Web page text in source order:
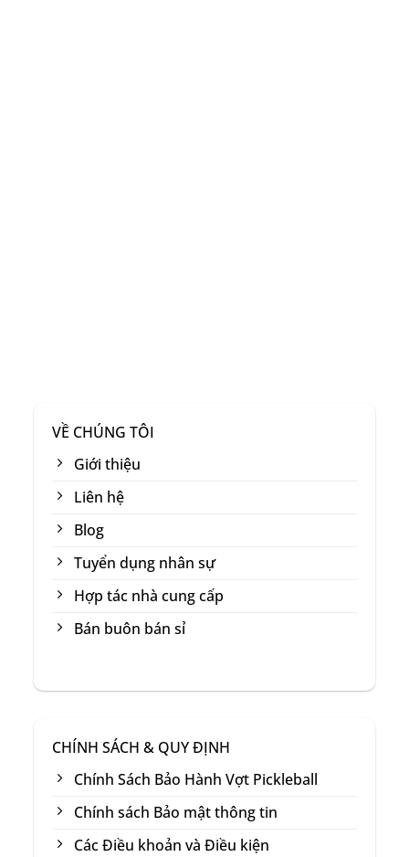
Thông Số Kỹ Thuật Của Vợt Pickleball Wika Air
Quang Dương
Thương hiệu:WIKA
Phiên bản: WIKA QD Air Quang Dương
VỀ CHÚNG TÔI
Giới thiệu
Liên hệ
Blog
Tuyển dụng nhân sự
Hợp tác nhà cung cấp
Bán buôn bán sỉ
CHÍNH SÁCH & QUY ĐỊNH
Chính Sách Bảo Hành Vợt Pickleball
Chính sách Bảo mật thông tin
Các Điều khoản và Điều kiện